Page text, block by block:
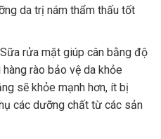
da trị nám thẩm thấu tốt
Sữa rửa mặt giúp cân bằng độ
rào bảo vệ da khỏe
sẽ khỏe mạnh hơn, ít bị
các dưỡng chất từ các sản